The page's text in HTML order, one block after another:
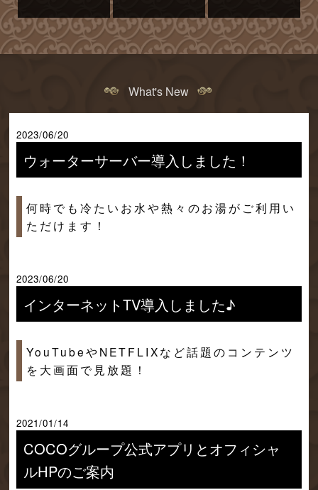
What's New
2023/06/20
ウォーターサーバー導入しました！
何時でも冷たいお水や熱々のお湯がご利用い
ただけます！
2023/06/20
インターネットTV導入しました♪
YouTubeやNETFLIXなど話題のコンテンツ
を大画面で見放題！
2021/01/14
COCOグループ公式アプリとオフィシャ
ルHPのご案内